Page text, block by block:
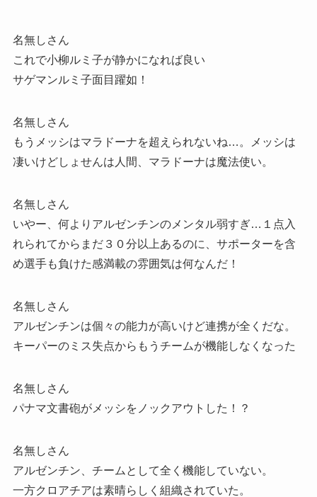
名無しさん
これで小柳ルミ子が静かになれば良い
サゲマンルミ子面目躍如！
名無しさん
もうメッシはマラドーナを超えられないね…。メッシは
凄いけどしょせんは人間、マラドーナは魔法使い。
名無しさん
いやー、何よりアルゼンチンのメンタル弱すぎ…１点入
れられてからまだ３０分以上あるのに、サポーターを含
め選手も負けた感満載の雰囲気は何なんだ！
名無しさん
アルゼンチンは個々の能力が高いけど連携が全くだな。
キーパーのミス失点からもうチームが機能しなくなった
名無しさん
パナマ文書砲がメッシをノックアウトした！？
名無しさん
アルゼンチン、チームとして全く機能していない。
一方クロアチアは素晴らしく組織されていた。